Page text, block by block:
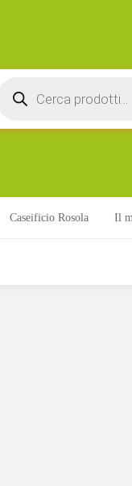
search
Caseificio Rosola Il